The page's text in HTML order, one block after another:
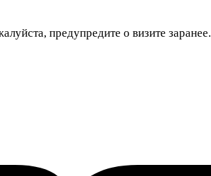
предупредите о визите заранее.